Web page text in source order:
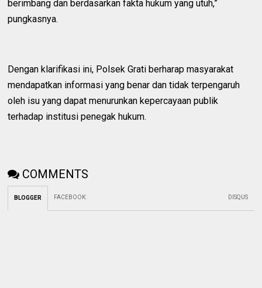
berimbang dan berdasarkan fakta hukum yang utuh,”
pungkasnya.
Dengan klarifikasi ini, Polsek Grati berharap masyarakat
mendapatkan informasi yang benar dan tidak terpengaruh
oleh isu yang dapat menurunkan kepercayaan publik
terhadap institusi penegak hukum.
COMMENTS
BLOGGER FACEBOOK: DISQUS